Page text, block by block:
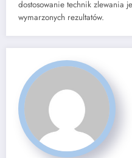
dostosowanie technik zlewania
wymarzonych rezultatów.